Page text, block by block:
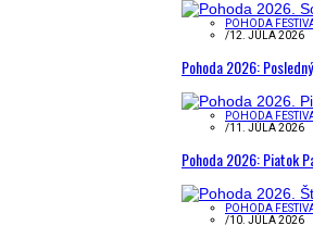
POHODA
/12. JÚLA 2026
Pohoda 2026:
POHODA
/11. JÚLA 2026
Pohoda 2026: Piatok
POHODA
/10. JÚLA 2026